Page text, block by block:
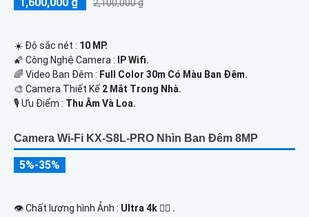
1,087,800 ₫ 1,554,000 ₫
Tenda CH7-WCA trang bị cảm biến CMOS 1/3" và độ phân giải
mà. Khả năng nhìn ban đêm thông minh với 4 đèn hồng...